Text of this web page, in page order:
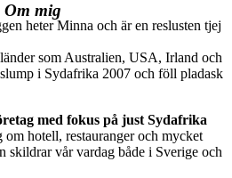
Om mig
heter Minna och är en reslusten tjej
som Australien, USA, Irland och
i Sydafrika 2007 och föll pladask
med fokus på just Sydafrika
om hotell, restauranger och mycket
skildrar vår vardag både i Sverige och